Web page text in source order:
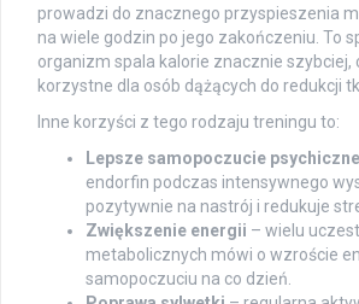
prowadzi do znacznego przyspieszenia
na wiele godzin po jego zakończeniu. To
organizm spala kalorie znacznie szybciej,
korzystne dla osób dążących do redukcji
Inne korzyści z tego rodzaju treningu to:
Lepsze samopoczucie psychiczne
endorfin podczas intensywnego
pozytywnie na nastrój i redukuje
Zwiększenie energii – wielu
metabolicznych mówi o wzroście
samopoczuciu na co dzień.